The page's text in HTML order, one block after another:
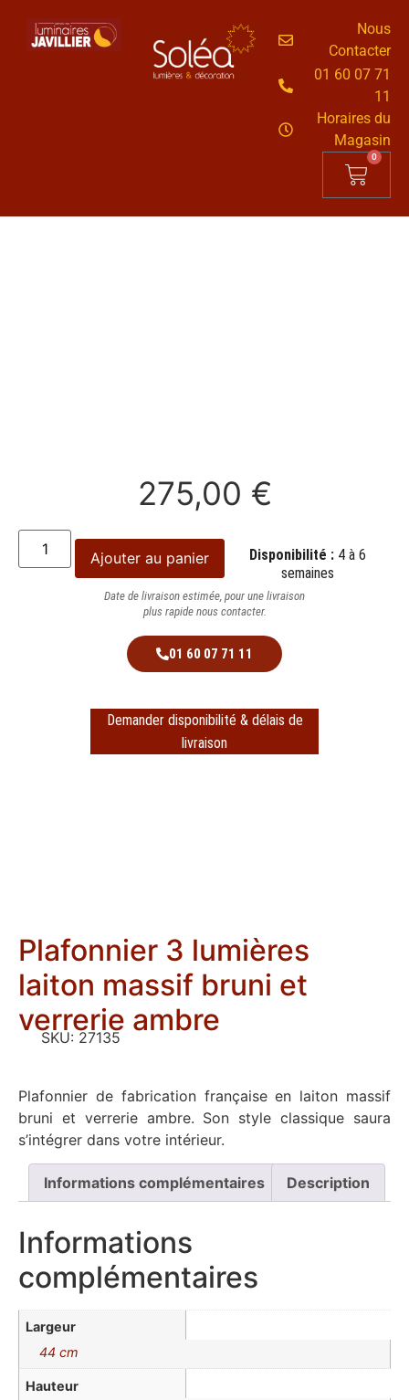
Nous
Contacter
01 60 07 71
11
Horaires du
Magasin
0
275,00 €
Ajouter au panier Disponibilité : 4 à 6
semaines
Date de livraison estimée, pour une livraison
plus rapide nous contacter.
01 60 07 71 11
Demander disponibilité & délais de
livraison
Plafonnier 3 lumières
laiton massif bruni et
verrerie ambre
SKU: 27135
Plafonnier de fabrication française en laiton massif
bruni et verrerie ambre. Son style classique saura
s’intégrer dans votre intérieur.
Informations complémentaires Description
Informations
complémentaires
Largeur
44 cm
Hauteur